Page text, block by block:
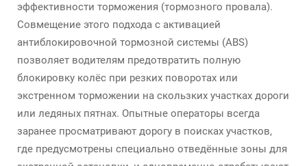
эффективности торможения (тормозного провала).
Совмещение этого подхода с активацией
антиблокировочной тормозной системы (ABS)
позволяет водителям предотвратить полную
блокировку колёс при резких поворотах или
экстренном торможении на скользких участках дороги
или ледяных пятнах. Опытные операторы всегда
заранее просматривают дорогу в поисках участков,
где предусмотрены специально отведённые зоны для